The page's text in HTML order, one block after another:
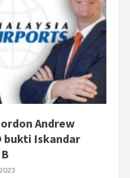
Andrew
bukti Iskandar